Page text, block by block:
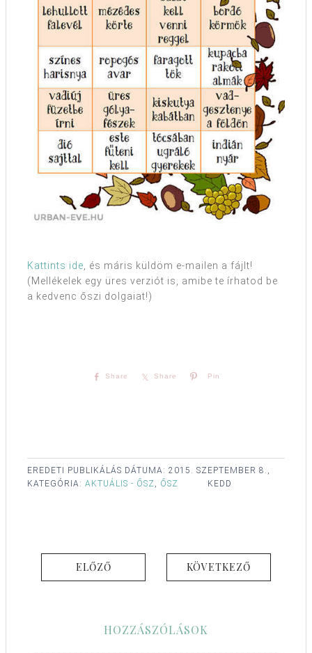
Kattints ide , és máris küldöm e-mailen a fájlt!
(Mellékelek egy üres verziót is, amibe te írhatod be
a kedvenc őszi dolgaiat!)
Share Share Pin
EREDETI PUBLIKÁLÁS DÁTUMA: 2015. SZEPTEMBER 8.,
KEDD
KATEGÓRIA: AKTUÁLIS - ŐSZ, ŐSZ
ELŐZŐ KÖVETKEZŐ
HOZZÁSZÓLÁSOK